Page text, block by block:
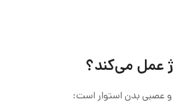
عمل می‌کند؟
و عصبی بدن استوار است: